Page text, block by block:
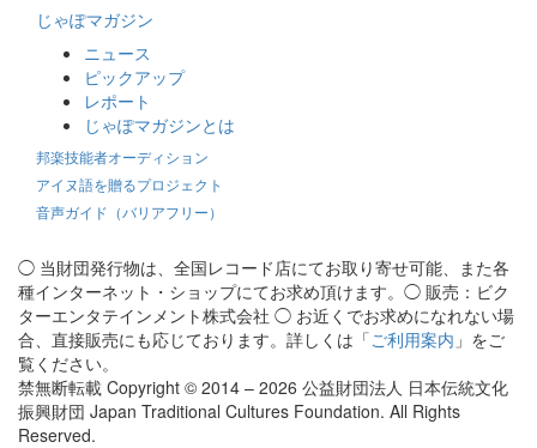
じゃぽマガジン
ニュース
ピックアップ
レポート
じゃぽマガジンとは
邦楽技能者オーディション
アイヌ語を贈るプロジェクト
音声ガイド（バリアフリー）
◯ 当財団発行物は、全国レコード店にてお取り寄せ可能、また各
種インターネット・ショップにてお求め頂けます。◯ 販売：ビク
ターエンタテインメント株式会社 ◯ お近くでお求めになれない場
合、直接販売にも応じております。詳しくは「ご利用案内 」をご
覧ください。
禁無断転載 Copyright © 2014 – 2026 公益財団法人 日本伝統文化
振興財団 Japan Traditional Cultures Foundation. All Rights
Reserved.